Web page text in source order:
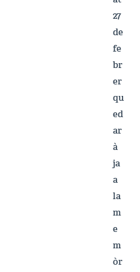
27
de
fe
br
er
qu
ed
ar
à
ja
a
la
m
e
m
òr